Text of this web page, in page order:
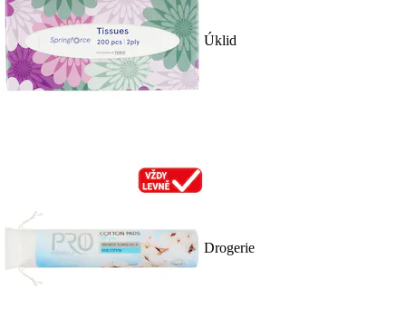
Úklid
Drogerie